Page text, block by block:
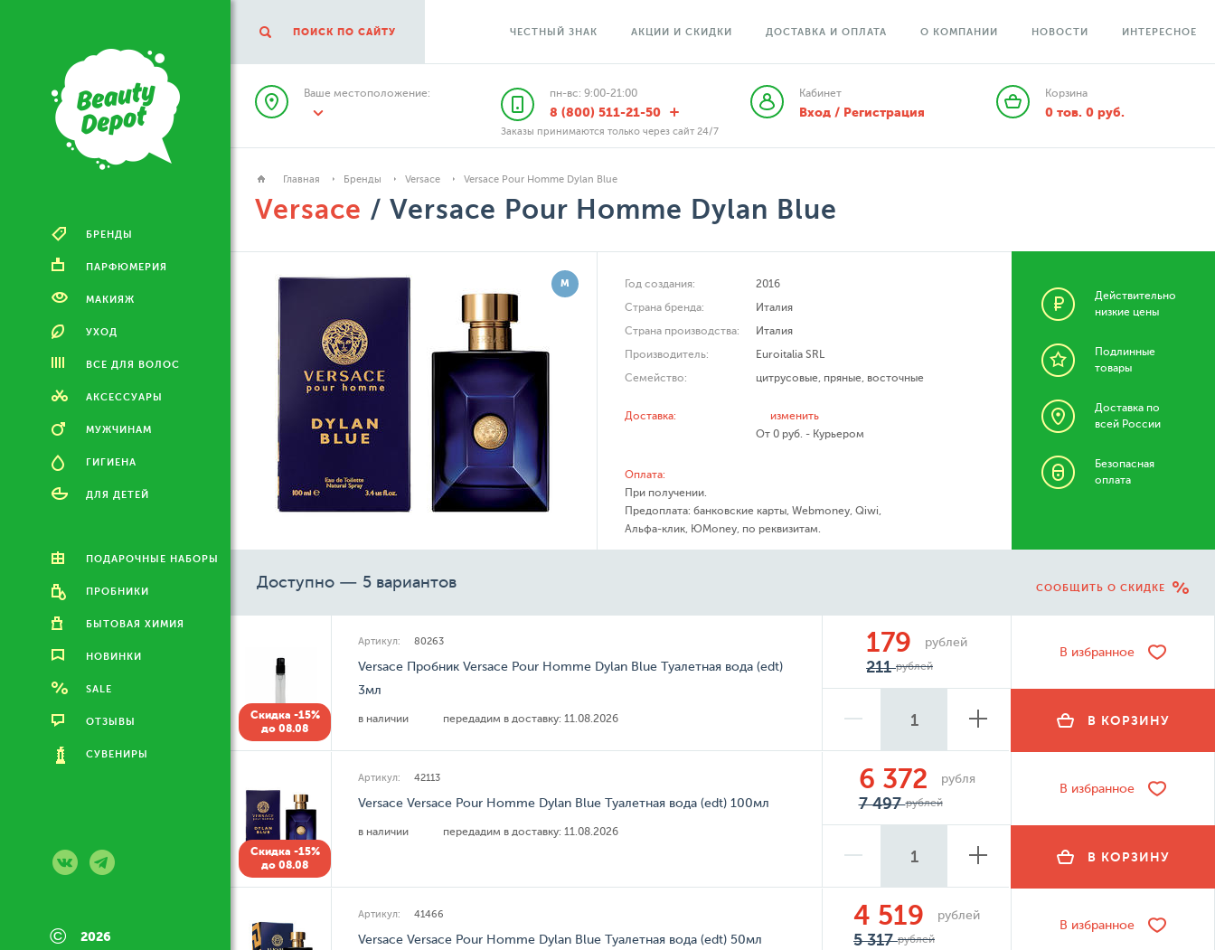
БРЕНДЫ
ПАРФЮМЕРИЯ
МАКИЯЖ
УХОД
ВСЕ ДЛЯ ВОЛОС
АКСЕССУАРЫ
МУЖЧИНАМ
ГИГИЕНА
ДЛЯ ДЕТЕЙ
ПОДАРОЧНЫЕ НАБОРЫ
ПРОБНИКИ
БЫТОВАЯ ХИМИЯ
НОВИНКИ
SALE
ОТЗЫВЫ
СУВЕНИРЫ
© 2026
ПОИСК ПО САЙТУ ЧЕСТНЫЙ ЗНАК АКЦИИ И СКИДКИ ДОСТАВКА И ОПЛАТА О КОМПАНИИ НОВОСТИ ИНТЕРЕСНОЕ
Ваше местоположение: пн-вс: 9:00-21:00
8 (800) 511-21-50
Заказы принимаются только через сайт 24/7
Кабинет
Вход / Регистрация
Корзина
0 тов. 0руб.
Главная Бренды Versace Versace Pour Homme Dylan Blue
Versace / Versace Pour Homme Dylan Blue
М Год создания:
2016
Страна бренда:
Италия
Страна производства:
Италия
Производитель:
Euroitalia SRL
Семейство:
цитрусовые, пряные, восточные
Доставка:
изменить
От 0 руб. - Курьером
Оплата:
При получении.
Предоплата: банковские карты, Webmoney, Qiwi,
Альфа-клик, ЮMoney, по реквизитам.
Действительно
низкие цены
Подлинные
товары
Доставка по
всей России
Безопасная
оплата
Доступно — 5 вариантов СООБЩИТЬ О СКИДКЕ
Скидка -15%
до 08.08
Артикул: 80263
Versace Пробник Versace Pour Homme Dylan Blue Туалетная вода (edt)
3мл
в наличии передадим в доставку: 11.08.2026
179 рублей
211рублей
В избранное
В КОРЗИНУ
Скидка -15%
до 08.08
Артикул: 42113
Versace Versace Pour Homme Dylan Blue Туалетная вода (edt) 100мл
в наличии передадим в доставку: 11.08.2026
6 372 рубля
7 497рублей
В избранное
В КОРЗИНУ
Артикул: 41466
Versace Versace Pour Homme Dylan Blue Туалетная вода (edt) 50мл
4 519 рублей
5 317рублей
В избранное